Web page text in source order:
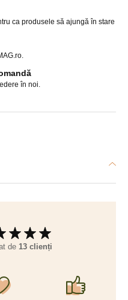
ca produsele să ajungă în stare
în noi.
de 13 clienți